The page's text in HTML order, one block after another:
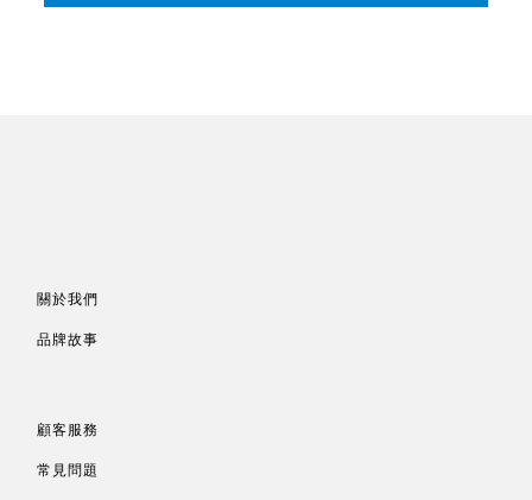
關於我們
品牌故事
顧客服務
常見問題